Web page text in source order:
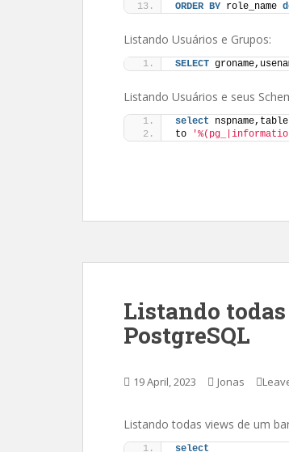
ORDER BY role_name
Listando Usuários e Grupos:
SELECT
Listando Usuários e seus
select
to
Listando
PostgreSQL
19 April, 2023 Jonas
Listando todas views de um
select